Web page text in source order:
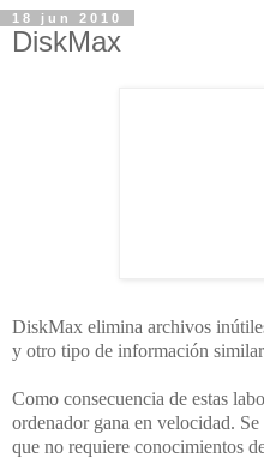
18 jun 2010
DiskMax
DiskMax elimina archivos
y otro tipo de información
Como consecuencia de estas
ordenador gana en velocidad.
que no requiere conocimientos